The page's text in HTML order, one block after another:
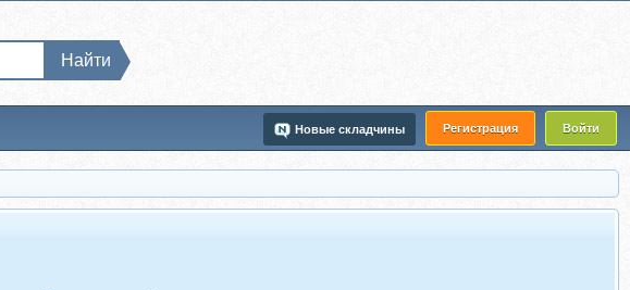
Регистрация Войти
Новые складчины
Найти